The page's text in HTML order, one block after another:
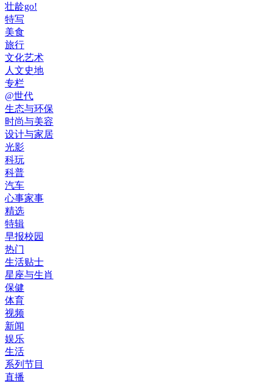
壮龄go!
特写
美食
旅行
文化艺术
人文史地
专栏
@世代
生态与环保
时尚与美容
设计与家居
光影
科玩
科普
汽车
心事家事
精选
特辑
早报校园
热门
生活贴士
星座与生肖
保健
体育
视频
新闻
娱乐
生活
系列节目
直播